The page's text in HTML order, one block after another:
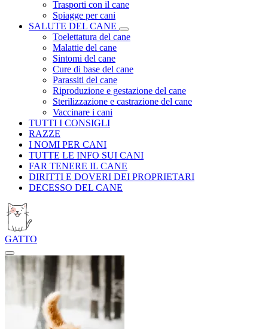
Trasporti con il cane
Spiagge per cani
SALUTE DEL CANE
Toelettatura del cane
Malattie del cane
Sintomi del cane
Cure di base del cane
Parassiti del cane
Riproduzione e gestazione del cane
Sterilizzazione e castrazione del cane
Vaccinare i cani
TUTTI I CONSIGLI
RAZZE
I NOMI PER CANI
TUTTE LE INFO SUI CANI
FAR TENERE IL CANE
DIRITTI E DOVERI DEI PROPRIETARI
DECESSO DEL CANE
GATTO